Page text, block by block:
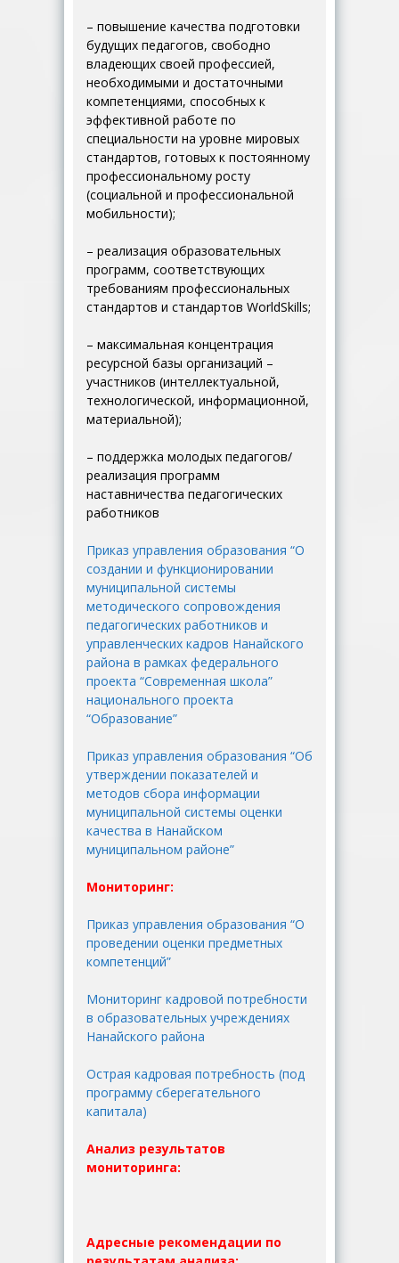
– повышение качества подготовки
будущих педагогов, свободно
владеющих своей профессией,
необходимыми и достаточными
компетенциями, способных к
эффективной работе по
специальности на уровне мировых
стандартов, готовых к постоянному
профессиональному росту
(социальной и профессиональной
мобильности);
– реализация образовательных
программ, соответствующих
требованиям профессиональных
стандартов и стандартов WorldSkills;
– максимальная концентрация
ресурсной базы организаций –
участников (интеллектуальной,
технологической, информационной,
материальной);
– поддержка молодых педагогов/
реализация программ
наставничества педагогических
работников
Приказ управления образования “О
создании и функционировании
муниципальной системы
методического сопровождения
педагогических работников и
управленческих кадров Нанайского
района в рамках федерального
проекта “Современная школа”
национального проекта
“Образование”
Приказ управления образования “Об
утверждении показателей и
методов сбора информации
муниципальной системы оценки
качества в Нанайском
муниципальном районе”
Мониторинг:
Приказ управления образования “О
проведении оценки предметных
компетенций”
Мониторинг кадровой потребности
в образовательных учреждениях
Нанайского района
Острая кадровая потребность (под
программу сберегательного
капитала)
Анализ результатов
мониторинга:
Адресные рекомендации по